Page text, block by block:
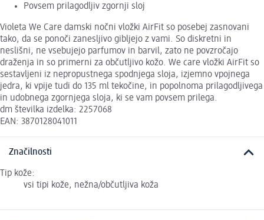
Povsem prilagodljiv zgornji sloj
Violeta We Care damski nočni vložki AirFit so posebej zasnovani
tako, da se ponoči zanesljivo gibljejo z vami. So diskretni in
neslišni, ne vsebujejo parfumov in barvil, zato ne povzročajo
draženja in so primerni za občutljivo kožo. We care vložki AirFit so
sestavljeni iz nepropustnega spodnjega sloja, izjemno vpojnega
jedra, ki vpije tudi do 135 ml tekočine, in popolnoma prilagodljivega
in udobnega zgornjega sloja, ki se vam povsem prilega.
dm številka izdelka: 2257068
EAN: 3870128041011
Značilnosti
Tip kože:
vsi tipi kože, nežna/občutljiva koža